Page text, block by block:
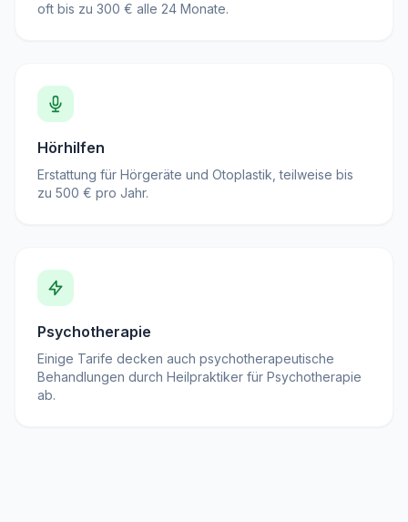
oft bis zu 300 € alle 24 Monate.
Hörhilfen
Erstattung für Hörgeräte und Otoplastik, teilweise bis
zu 500 € pro Jahr.
Psychotherapie
Einige Tarife decken auch psychotherapeutische
Behandlungen durch Heilpraktiker für Psychotherapie
ab.